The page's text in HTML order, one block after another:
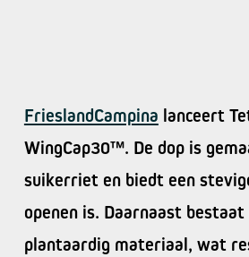
FrieslandCampina lanceert
WingCap30™. De dop is
suikerriet en biedt een
openen is. Daarnaast
plantaardig materiaal, wat